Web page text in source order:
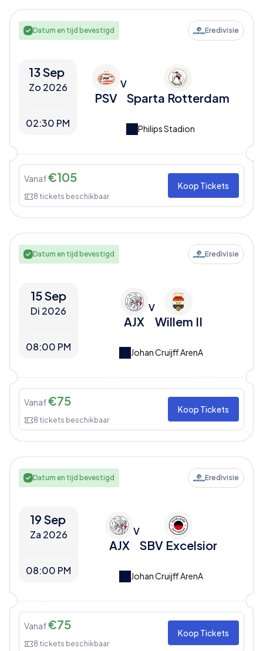
Datum en tijd bevestigd Eredivisie
13 Sep
Zo 2026
02:30 PM
PSV
V
Sparta Rotterdam
Philips Stadion
Vanaf€105
8 tickets beschikbaar
Koop Tickets
Datum en tijd bevestigd Eredivisie
15 Sep
Di 2026
08:00 PM
AJX
V
Willem II
Johan Cruijff ArenA
Vanaf€75
8 tickets beschikbaar
Koop Tickets
Datum en tijd bevestigd Eredivisie
19 Sep
Za 2026
08:00 PM
AJX
V
SBV Excelsior
Johan Cruijff ArenA
Vanaf€75
8 tickets beschikbaar
Koop Tickets